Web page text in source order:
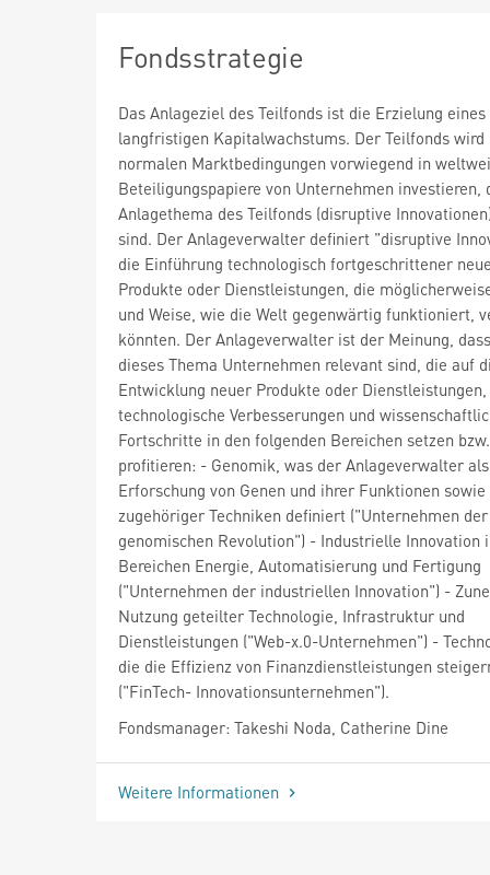
Fondsstrategie
Das Anlageziel des Teilfonds ist die Erzielung eines
langfristigen Kapitalwachstums. Der Teilfonds wird
normalen Marktbedingungen vorwiegend in
Beteiligungspapiere von Unternehmen investieren,
Anlagethema des Teilfonds (disruptive
sind. Der Anlageverwalter definiert "disruptive
die Einführung technologisch fortgeschrittener
Produkte oder Dienstleistungen, die
und Weise, wie die Welt gegenwärtig funktioniert,
könnten. Der Anlageverwalter ist der Meinung,
dieses Thema Unternehmen relevant sind, die auf
Entwicklung neuer Produkte oder
technologische Verbesserungen und
Fortschritte in den folgenden Bereichen setzen
profitieren: - Genomik, was der Anlageverwalter
Erforschung von Genen und ihrer Funktionen sowie
zugehöriger Techniken definiert ("Unternehmen der
genomischen Revolution") - Industrielle Innovation
Bereichen Energie, Automatisierung und Fertigung
("Unternehmen der industriellen Innovation") -
Nutzung geteilter Technologie, Infrastruktur und
Dienstleistungen ("Web-x.0-Unternehmen") -
die die Effizienz von Finanzdienstleistungen
("FinTech- Innovationsunternehmen").
Fondsmanager: Takeshi Noda, Catherine Dine
Weitere Informationen